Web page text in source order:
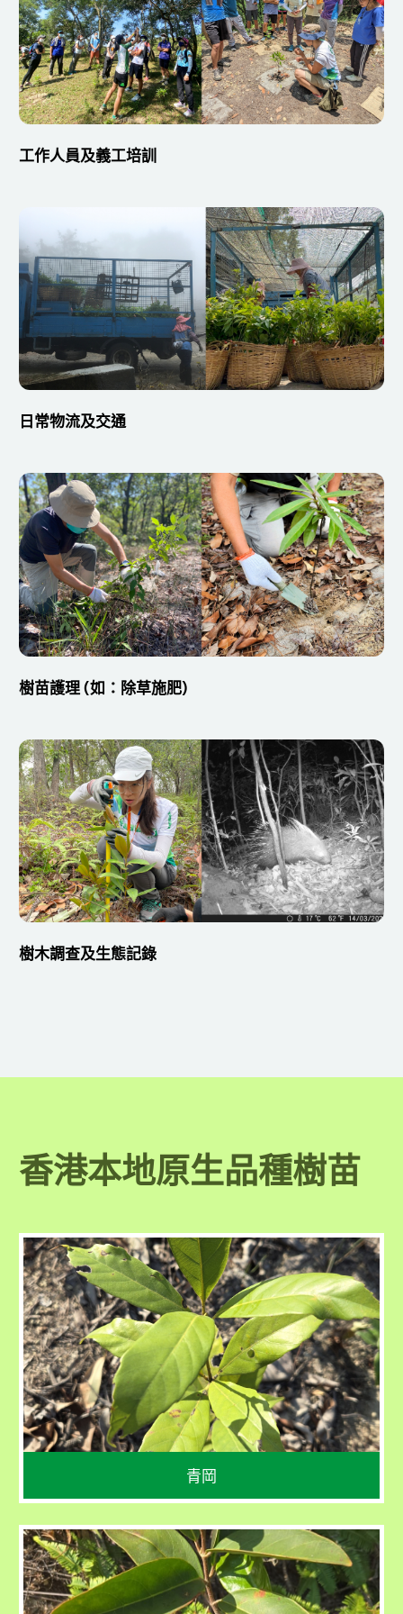
工作人員及義工培訓
日常物流及交通
樹苗護理 (如：除草施肥)
樹木調查及生態記錄
香港本地原生品種樹苗
青岡
學名
Cyclobalanopsis glauca
花期：4 - 5 月
果期：10 月
學名
Viburnum odoratissimum